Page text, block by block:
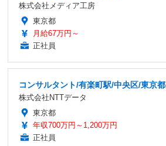
株式会社メディア工房
東京都
月給67万円～
正社員
コンサルタント/有楽町駅/中央区/東京都
株式会社NTTデータ
東京都
年収700万円～1,200万円
正社員